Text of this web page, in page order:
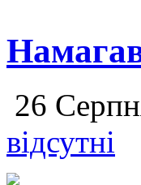
26
відсутні